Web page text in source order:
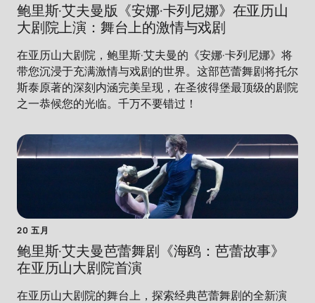
鲍里斯·艾夫曼版《安娜·卡列尼娜》在亚历山
大剧院上演：舞台上的激情与戏剧
在亚历山大剧院，鲍里斯·艾夫曼的《安娜·卡列尼娜》将
带您沉浸于充满激情与戏剧的世界。这部芭蕾舞剧将托尔
斯泰原著的深刻内涵完美呈现，在圣彼得堡最顶级的剧院
之一恭候您的光临。千万不要错过！
20 五月
鲍里斯·艾夫曼芭蕾舞剧《海鸥：芭蕾故事》
在亚历山大剧院首演
在亚历山大剧院的舞台上，探索经典芭蕾舞剧的全新演